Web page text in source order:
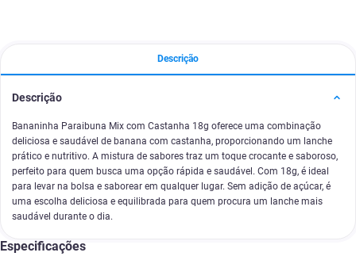
Descrição
Descrição
Bananinha Paraibuna Mix com Castanha 18g oferece uma combinação
deliciosa e saudável de banana com castanha, proporcionando um lanche
prático e nutritivo. A mistura de sabores traz um toque crocante e saboroso,
perfeito para quem busca uma opção rápida e saudável. Com 18g, é ideal
para levar na bolsa e saborear em qualquer lugar. Sem adição de açúcar, é
uma escolha deliciosa e equilibrada para quem procura um lanche mais
saudável durante o dia.
Especificações